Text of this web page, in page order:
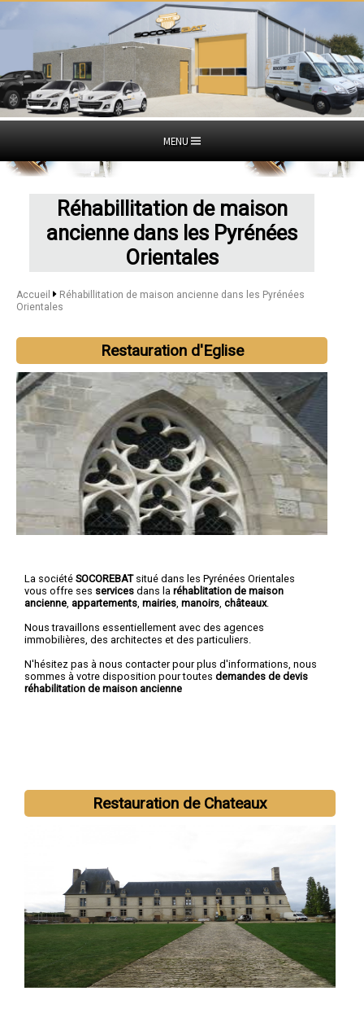
MENU
Réhabillitation de maison
ancienne dans les Pyrénées
Orientales
Accueil
Réhabillitation de maison ancienne dans les Pyrénées
Orientales
Restauration d'Eglise
La société SOCOREBATsitué dans les Pyrénées Orientales
vous offre ses services dans la réhablitation de maison
ancienne appartements mairies manoirs châteaux.
Nous travaillons essentiellement avec des agences
immobilières, des architectes et des particuliers.
N'hésitez pas à nous contacter pour plus d'informations, nous
sommes à votre disposition pour toutes demandes de devis
réhabilitation de maison ancienne
Restauration de Chateaux